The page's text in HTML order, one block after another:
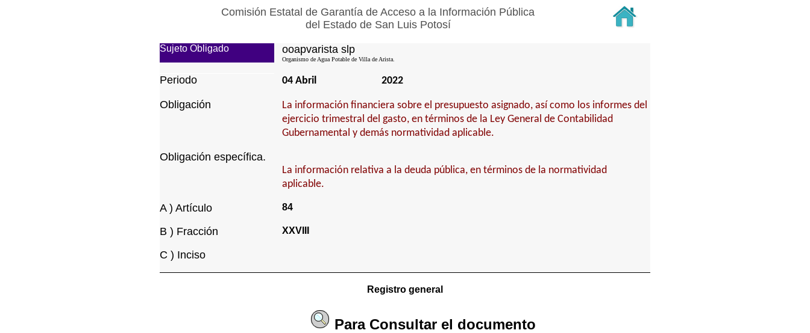
Comisión Estatal de Garantía de Acceso a la Información Pública
del Estado de San Luis Potosí
Sujeto Obligado ooapvarista slp
Organismo de Agua Potable de Villa de Arista.
Periodo 04 Abril 2022
Obligación
La información financiera sobre el presupuesto asignado, así como los informes del
ejercicio trimestral del gasto, en términos de la Ley General de Contabilidad
Gubernamental y demás normatividad aplicable.
Obligación específica.
La información relativa a la deuda pública, en términos de la normatividad
aplicable.
A ) Artículo 84
B ) Fracción XXVIII
C ) Inciso
Registro general
Para Consultarel documento